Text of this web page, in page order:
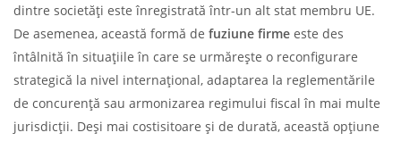
dintre societăți este înregistrată într-un alt stat membru UE.
De asemenea, această formă de fuziune firme este des
întâlnită în situațiile în care se urmărește o reconfigurare
strategică la nivel internațional, adaptarea la reglementările
de concurență sau armonizarea regimului fiscal în mai multe
jurisdicții. Deși mai costisitoare și de durată, această opțiune